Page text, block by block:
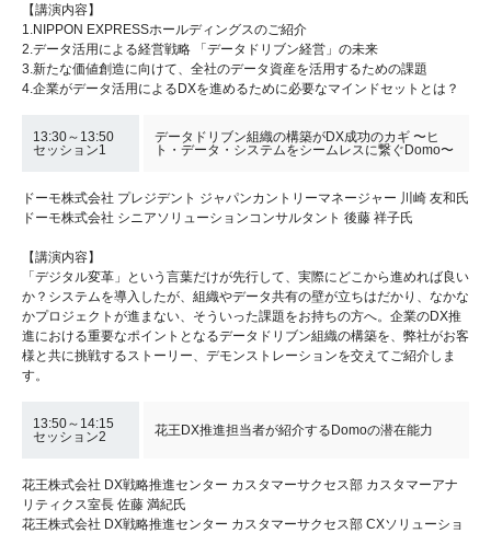
【講演内容】
1.NIPPON EXPRESSホールディングスのご紹介
2.データ活用による経営戦略 「データドリブン経営」の未来
3.新たな価値創造に向けて、全社のデータ資産を活用するための課題
4.企業がデータ活用によるDXを進めるために必要なマインドセットとは？
13:30～13:50
セッション1
データドリブン組織の構築がDX成功のカギ 〜ヒ
ト・データ・システムをシームレスに繋ぐDomo〜
ドーモ株式会社 プレジデント ジャパンカントリーマネージャー 川崎 友和氏
ドーモ株式会社 シニアソリューションコンサルタント 後藤 祥子氏
【講演内容】
「デジタル変革」という言葉だけが先行して、実際にどこから進めれば良い
か？システムを導入したが、組織やデータ共有の壁が立ちはだかり、なかな
かプロジェクトが進まない、そういった課題をお持ちの方へ。企業のDX推
進における重要なポイントとなるデータドリブン組織の構築を、弊社がお客
様と共に挑戦するストーリー、デモンストレーションを交えてご紹介しま
す。
13:50～14:15
セッション2
花王DX推進担当者が紹介するDomoの潜在能力
花王株式会社 DX戦略推進センター カスタマーサクセス部 カスタマーアナ
リティクス室長 佐藤 満紀氏
花王株式会社 DX戦略推進センター カスタマーサクセス部 CXソリューショ